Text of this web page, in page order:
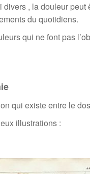
divers , la douleur
du quotidiens.
qui ne font pas
qui existe entre le
illustrations :